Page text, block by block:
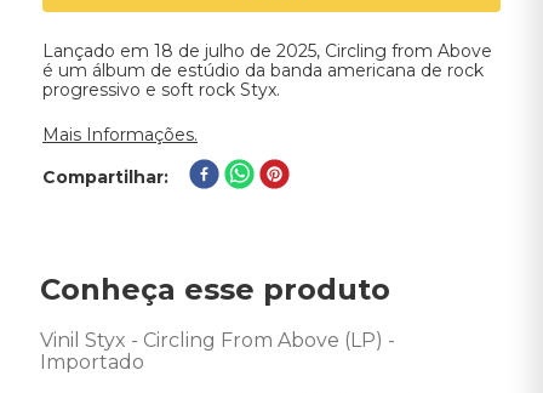
Lançado em 18 de julho de 2025, Circling from Above
é um álbum de estúdio da banda americana de rock
progressivo e soft rock Styx.
Mais Informações.
Compartilhar
Conheça esse produto
Vinil Styx - Circling From Above (LP) -
Importado